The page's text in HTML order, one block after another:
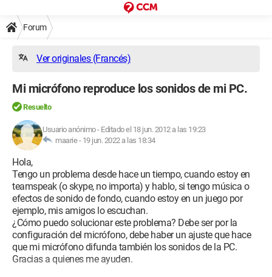
Forum
Ver originales (Francés)
Mi micrófono reproduce los sonidos de mi PC.
Resuelto
Usuario anónimo- Editado el 18 jun. 2012 a las 19:23
maarie - 19 jun. 2022 a las 18:34
Hola,
Tengo un problema desde hace un tiempo, cuando estoy en
teamspeak (o skype, no importa) y hablo, si tengo música o
efectos de sonido de fondo, cuando estoy en un juego por
ejemplo, mis amigos lo escuchan.
¿Cómo puedo solucionar este problema? Debe ser por la
configuración del micrófono, debe haber un ajuste que hace
que mi micrófono difunda también los sonidos de la PC.
Gracias a quienes me ayuden.